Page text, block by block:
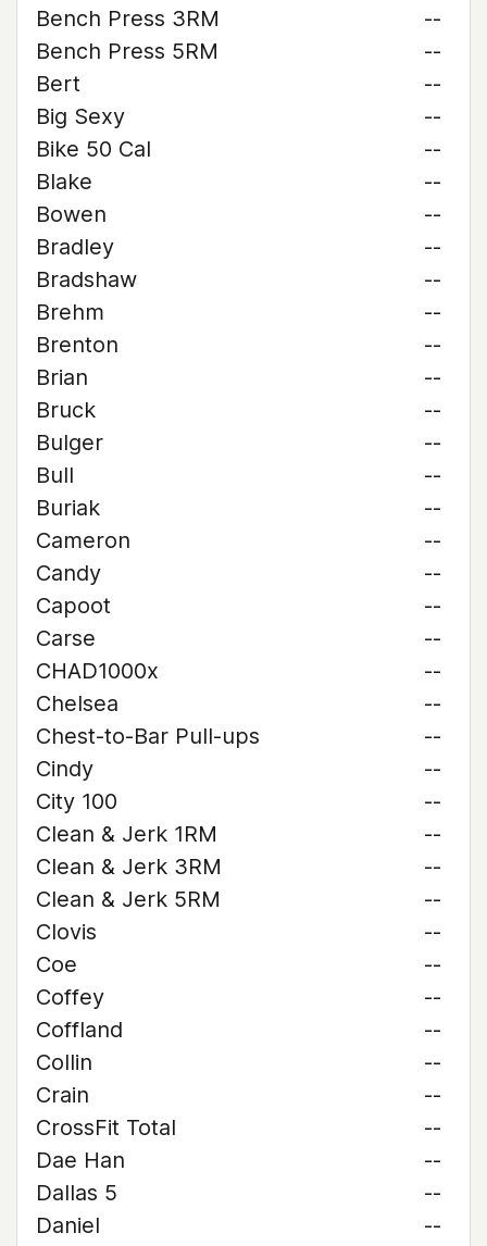
Bench Press 3RM
--
Bench Press 5RM
--
Bert
--
Big Sexy
--
Bike 50 Cal
--
Blake
--
Bowen
--
Bradley
--
Bradshaw
--
Brehm
--
Brenton
--
Brian
--
Bruck
--
Bulger
--
Bull
--
Buriak
--
Cameron
--
Candy
--
Capoot
--
Carse
--
CHAD1000x
--
Chelsea
--
Chest-to-Bar Pull-ups
--
Cindy
--
City 100
--
Clean & Jerk 1RM
--
Clean & Jerk 3RM
--
Clean & Jerk 5RM
--
Clovis
--
Coe
--
Coffey
--
Coffland
--
Collin
--
Crain
--
CrossFit Total
--
Dae Han
--
Dallas 5
--
Daniel
--